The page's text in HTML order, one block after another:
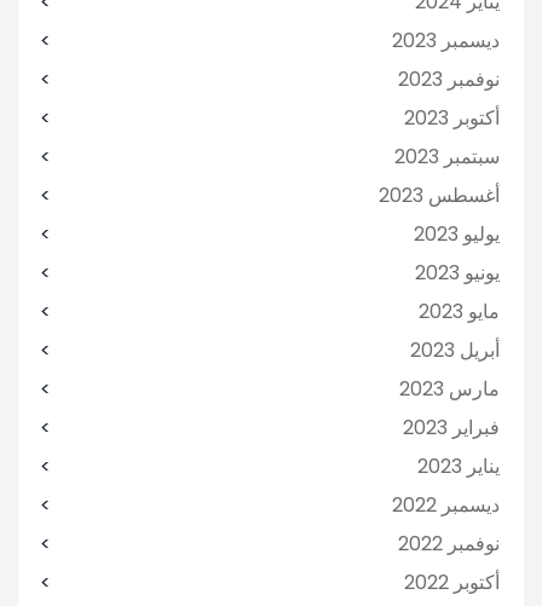
ديسمبر 2023
نوفمبر 2023
أكتوبر 2023
سبتمبر 2023
أغسطس 2023
يوليو 2023
يونيو 2023
مايو 2023
أبريل 2023
مارس 2023
فبراير 2023
يناير 2023
ديسمبر 2022
نوفمبر 2022
أكتوبر 2022